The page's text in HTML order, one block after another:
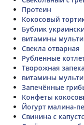
Протеин
Кокосовый
Бублик
витамины
Свекла отварная
Рубленные
Творожная
витамины
Запечённые
Конфеты
Йогурт малина-
Свинина с